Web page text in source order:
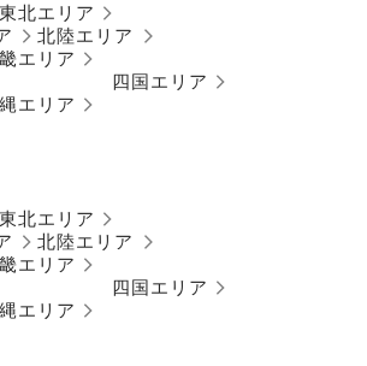
東北エリア
北陸エリア
エリア
四国エリア
エリア
東北エリア
北陸エリア
エリア
四国エリア
エリア